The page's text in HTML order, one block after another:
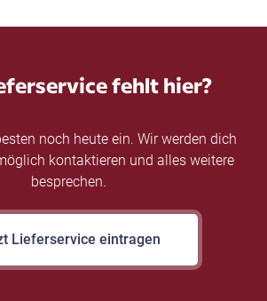
fehlt hier?
noch heute ein. Wir werden dich
kontaktieren und alles weitere
besprechen.
Lieferservice eintragen